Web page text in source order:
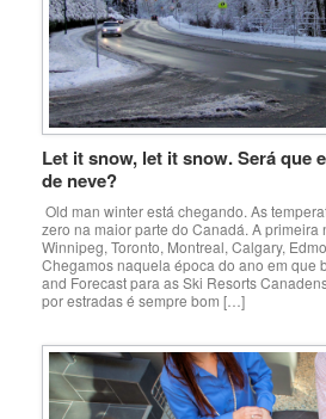
Let it snow, let it snow. Será que
de neve?
Old man winter está chegando. As
zero na maior parte do Canadá. A primeira
Winnipeg, Toronto, Montreal, Calgary,
Chegamos naquela época do ano em que
and Forecast para as Ski Resorts
por estradas é sempre bom […]